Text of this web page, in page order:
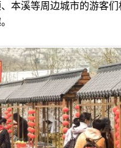
本溪等周边城市的游客